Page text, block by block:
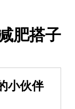
肥搭子
小伙伴